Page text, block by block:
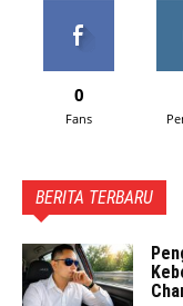
0
Fans
BERITA TERBARU